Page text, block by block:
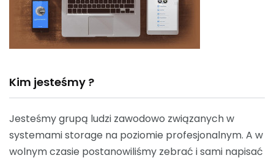
Kim jesteśmy ?
Jesteśmy grupą ludzi zawodowo związanych w
systemami storage na poziomie profesjonalnym. A w
wolnym czasie postanowiliśmy zebrać i sami napisać